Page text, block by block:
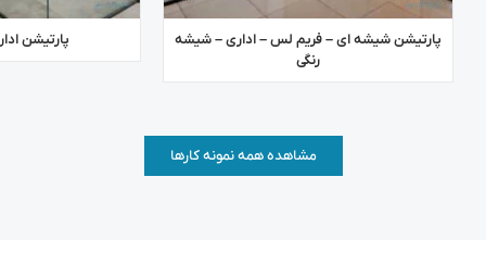
پارتیشن شیشه ای – فریم لس – اداری – شیشه
رنگی
پارتیشن
مشاهده همه نمونه کارها